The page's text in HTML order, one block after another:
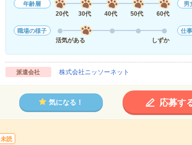
年齢層
20代
30代 40代 50代 60代
男
職場の様子
活気がある
しずか
仕
派遣会社 株式会社ニッソーネット
気になる！ 応募す
未読